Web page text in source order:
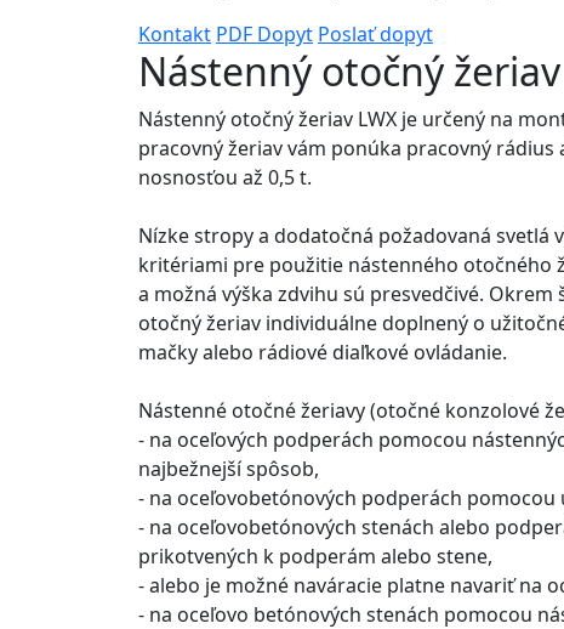
Kontakt PDF Dopyt Poslať dopyt
Nástenný otočný žeriav
Nástenný otočný žeriav LWX je určený na
pracovný žeriav vám ponúka pracovný rádius
nosnosťou až 0,5 t.
Nízke stropy a dodatočná požadovaná svetlá
kritériami pre použitie nástenného otočného
a možná výška zdvihu sú presvedčivé.
otočný žeriav individuálne doplnený o
mačky alebo rádiové diaľkové ovládanie.
Nástenné otočné žeriavy (otočné konzolové
- na oceľových podperách pomocou
najbežnejší spôsob,
- na oceľovobetónových podperách
- na oceľovobetónových stenách alebo
prikotvených k podperám alebo stene,
- alebo je možné naváracie platne navariť na
- na oceľovo betónových stenách pomocou